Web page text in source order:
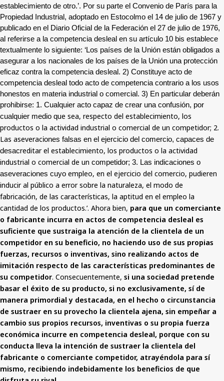
establecimiento de otro.’. Por su parte el Convenio de París para la
Propiedad Industrial, adoptado en Estocolmo el 14 de julio de 1967 y
publicado en el Diario Oficial de la Federación el 27 de julio de 1976,
al referirse a la competencia desleal en su artículo 10 bis establece
textualmente lo siguiente: ‘Los países de la Unión están obligados a
asegurar a los nacionales de los países de la Unión una protección
eficaz contra la competencia desleal. 2) Constituye acto de
competencia desleal todo acto de competencia contrario a los usos
honestos en materia industrial o comercial. 3) En particular deberán
prohibirse: 1. Cualquier acto capaz de crear una confusión, por
cualquier medio que sea, respecto del establecimiento, los
productos o la actividad industrial o comercial de un competidor; 2.
Las aseveraciones falsas en el ejercicio del comercio, capaces de
desacreditar el establecimiento, los productos o la actividad
industrial o comercial de un competidor; 3. Las indicaciones o
aseveraciones cuyo empleo, en el ejercicio del comercio, pudieren
inducir al público a error sobre la naturaleza, el modo de
fabricación, de las características, la aptitud en el empleo la
cantidad de los productos.’. Ahora bien, para que un comerciante
o fabricante incurra en actos de competencia desleal es
suficiente que sustraiga la atención de la clientela de un
competidor en su beneficio, no haciendo uso de sus propias
fuerzas, recursos o inventivas, sino realizando actos de
imitación respecto de las características predominantes de
su competidor. Consecuentemente, si una sociedad pretende
basar el éxito de su producto, si no exclusivamente, sí de
manera primordial y destacada, en el hecho o circunstancia
de sustraer en su provecho la clientela ajena, sin empeñar a
cambio sus propios recursos, inventivas o su propia fuerza
económica incurre en competencia desleal, porque con su
conducta lleva la intención de sustraer la clientela del
fabricante o comerciante competidor, atrayéndola para sí
mismo, recibiendo indebidamente los beneficios de que